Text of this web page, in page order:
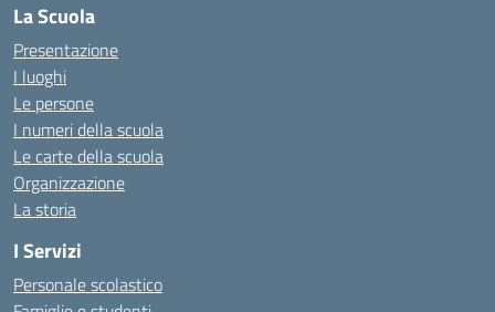
La Scuola
Presentazione
I luoghi
Le persone
I numeri della scuola
Le carte della scuola
Organizzazione
La storia
I Servizi
Personale scolastico